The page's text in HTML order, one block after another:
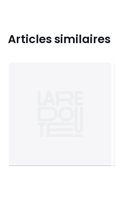
Articles similaires